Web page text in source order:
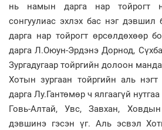
нь намын дарга нар тойрогт
сонгуулиас эхлэх бас нэг
дарга нар тойрогт өрсөлдөхөөр
дарга Л.Оюун-Эрдэнэ Дорнод,
Зургадугаар тойргийн долоон
Хотын зургаан тойргийн аль
дарга Лу.Гантөмөр ч ялгаагүй
Говь-Алтай, Увс, Завхан, Ховдын
дэвшинэ гэсэн үг. Аль эсвэл